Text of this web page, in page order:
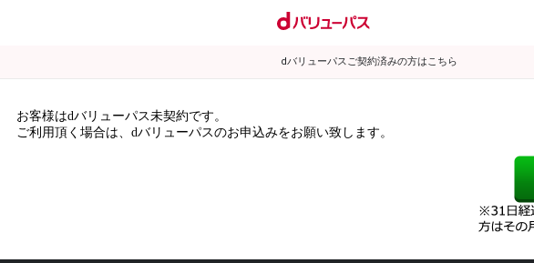
dバリューパスご契約済みの方はこちら
お客様はdバリューパス未契約です。
ご利用頂く場合は、dバリューパスのお申込みをお願い致します。